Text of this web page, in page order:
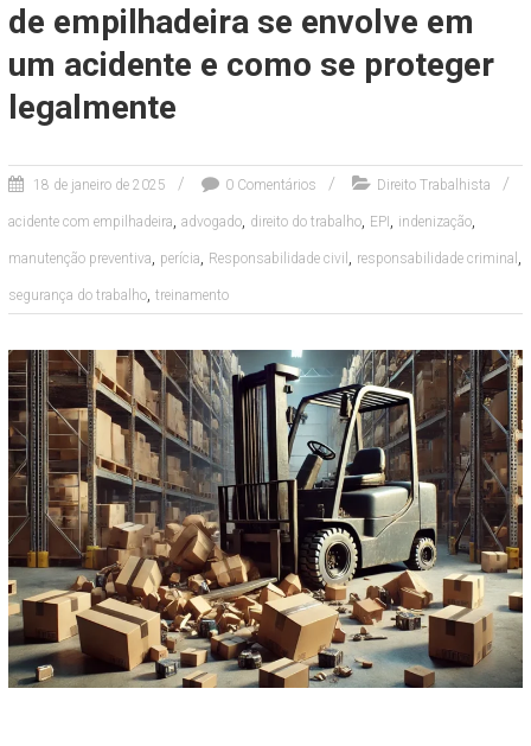
de empilhadeira se envolve em
um acidente e como se proteger
legalmente
18 de janeiro de 2025 0 Comentários Direito Trabalhista
acidente com empilhadeira, advogado, direito do trabalho, EPI, indenização,
manutenção preventiva, perícia, Responsabilidade civil , responsabilidade criminal ,
segurança do trabalho, treinamento